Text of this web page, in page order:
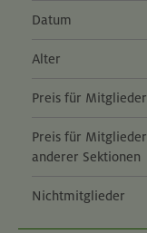
Datum
Alter
Preis für Mitglieder
Preis für Mitglieder
anderer Sektionen
Nichtmitglieder